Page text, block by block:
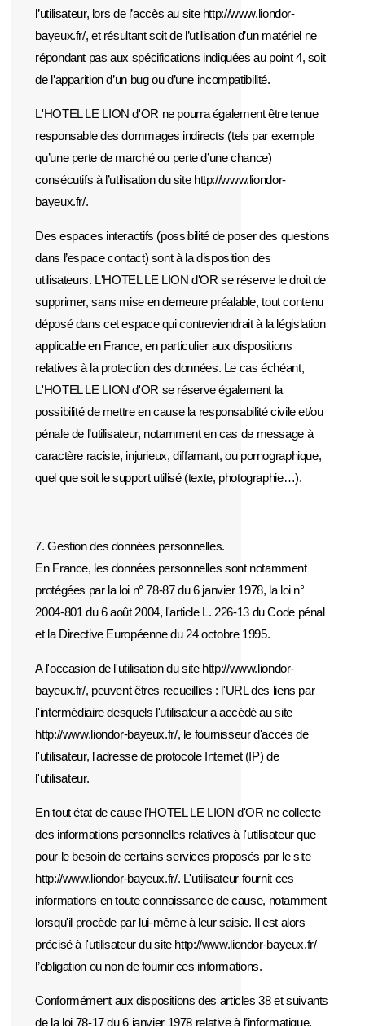
l’utilisateur, lors de l’accès au site http://www.liondor-
bayeux.fr/, et résultant soit de l’utilisation d’un matériel ne
répondant pas aux spécifications indiquées au point 4, soit
de l’apparition d’un bug ou d’une incompatibilité.
L'HOTEL LE LION d'OR ne pourra également être tenue
responsable des dommages indirects (tels par exemple
qu’une perte de marché ou perte d’une chance)
consécutifs à l’utilisation du site http://www.liondor-
bayeux.fr/.
Des espaces interactifs (possibilité de poser des questions
dans l’espace contact) sont à la disposition des
utilisateurs. L'HOTEL LE LION d'OR se réserve le droit de
supprimer, sans mise en demeure préalable, tout contenu
déposé dans cet espace qui contreviendrait à la législation
applicable en France, en particulier aux dispositions
relatives à la protection des données. Le cas échéant,
L'HOTEL LE LION d'OR se réserve également la
possibilité de mettre en cause la responsabilité civile et/ou
pénale de l’utilisateur, notamment en cas de message à
caractère raciste, injurieux, diffamant, ou pornographique,
quel que soit le support utilisé (texte, photographie…).
7. Gestion des données personnelles.
En France, les données personnelles sont notamment
protégées par la loi n° 78-87 du 6 janvier 1978, la loi n°
2004-801 du 6 août 2004, l'article L. 226-13 du Code pénal
et la Directive Européenne du 24 octobre 1995.
A l'occasion de l'utilisation du site http://www.liondor-
bayeux.fr/, peuvent êtres recueillies : l'URL des liens par
l'intermédiaire desquels l'utilisateur a accédé au site
http://www.liondor-bayeux.fr/, le fournisseur d'accès de
l'utilisateur, l'adresse de protocole Internet (IP) de
l'utilisateur.
En tout état de cause l'HOTEL LE LION d'OR ne collecte
des informations personnelles relatives à l'utilisateur que
pour le besoin de certains services proposés par le site
http://www.liondor-bayeux.fr/. L'utilisateur fournit ces
informations en toute connaissance de cause, notamment
lorsqu'il procède par lui-même à leur saisie. Il est alors
précisé à l'utilisateur du site http://www.liondor-bayeux.fr/
l’obligation ou non de fournir ces informations.
Conformément aux dispositions des articles 38 et suivants
de la loi 78-17 du 6 janvier 1978 relative à l’informatique,